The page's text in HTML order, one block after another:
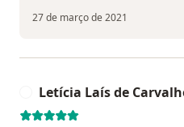
27 de março de 2021
Letícia Laís de